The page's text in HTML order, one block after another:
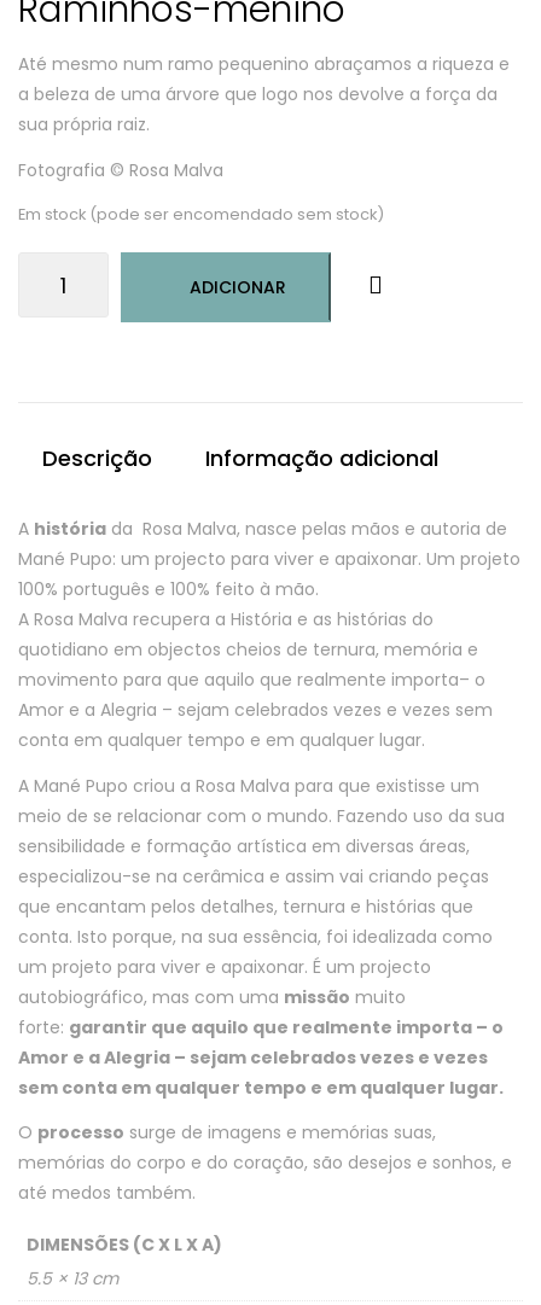
Até mesmo num ramo pequenino abraçamos a riqueza e
a beleza de uma árvore que logo nos devolve a força da
sua própria raiz.
Fotografia © Rosa Malva
Em stock (pode ser encomendado sem stock)
ADICIONAR
Descrição Informação adicional
A história da Rosa Malva, nasce pelas mãos e autoria de
Mané Pupo: um projecto para viver e apaixonar. Um projeto
100% português e 100% feito à mão.
A Rosa Malva recupera a História e as histórias do
quotidiano em objectos cheios de ternura, memória e
movimento para que aquilo que realmente importa– o
Amor e a Alegria – sejam celebrados vezes e vezes sem
conta em qualquer tempo e em qualquer lugar.
A Mané Pupo criou a Rosa Malva para que existisse um
meio de se relacionar com o mundo. Fazendo uso da sua
sensibilidade e formação artística em diversas áreas,
especializou-se na cerâmica e assim vai criando peças
que encantam pelos detalhes, ternura e histórias que
conta. Isto porque, na sua essência, foi idealizada como
um projeto para viver e apaixonar. É um projecto
autobiográfico, mas com uma missão muito
forte: garantir que aquilo que realmente importa – o
Amor e a Alegria – sejam celebrados vezes e vezes
sem conta em qualquer tempo e em qualquer lugar.
O processo surge de imagens e memórias suas,
memórias do corpo e do coração, são desejos e sonhos, e
até medos também.
DIMENSÕES (C X L X A)
5.5 × 13 cm